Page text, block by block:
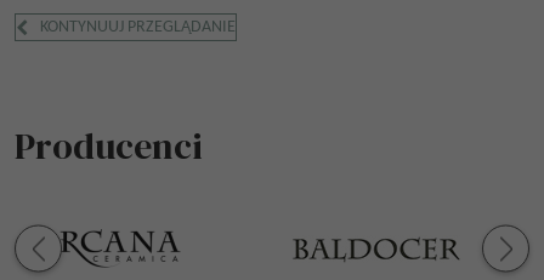
KONTYNUUJ PRZEGLĄDANIE
Producenci